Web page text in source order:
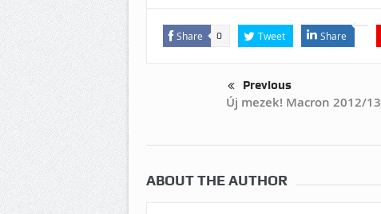
Share 0 Tweet Share
Previous
Új mezek! Macron 2012/13
ABOUT THE AUTHOR